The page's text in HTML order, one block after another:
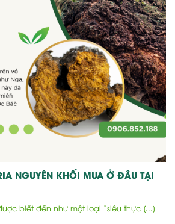
NGUYÊN KHỐI MUA Ở ĐÂU TẠI
biết đến như một loại “siêu thực [...]